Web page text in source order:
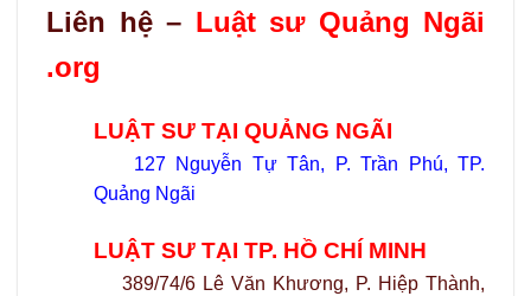
Liên hệ – Luật sư Quảng Ngãi
.org
LUẬT SƯ TẠI QUẢNG NGÃI
127 Nguyễn Tự Tân, P. Trần Phú, TP.
Quảng Ngãi
LUẬT SƯ TẠI TP. HỒ CHÍ MINH
389/74/6 Lê Văn Khương, P. Hiệp Thành,